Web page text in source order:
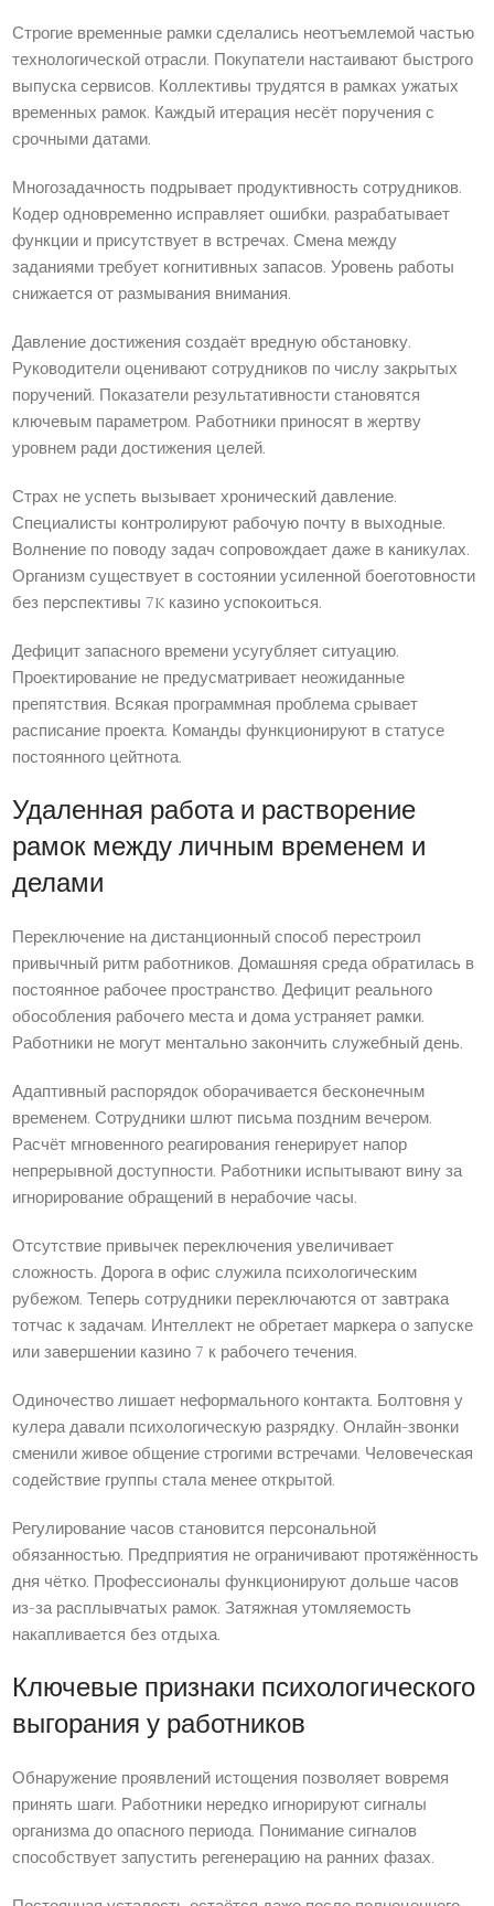
Строгие временные рамки сделались неотъемлемой частью
технологической отрасли. Покупатели настаивают быстрого
выпуска сервисов. Коллективы трудятся в рамках ужатых
временных рамок. Каждый итерация несёт поручения с
срочными датами.
Многозадачность подрывает продуктивность сотрудников.
Кодер одновременно исправляет ошибки, разрабатывает
функции и присутствует в встречах. Смена между
заданиями требует когнитивных запасов. Уровень работы
снижается от размывания внимания.
Давление достижения создаёт вредную обстановку.
Руководители оценивают сотрудников по числу закрытых
поручений. Показатели результативности становятся
ключевым параметром. Работники приносят в жертву
уровнем ради достижения целей.
Страх не успеть вызывает хронический давление.
Специалисты контролируют рабочую почту в выходные.
Волнение по поводу задач сопровождает даже в каникулах.
Организм существует в состоянии усиленной боеготовности
без перспективы 7k казино успокоиться.
Дефицит запасного времени усугубляет ситуацию.
Проектирование не предусматривает неожиданные
препятствия. Всякая программная проблема срывает
расписание проекта. Команды функционируют в статусе
постоянного цейтнота.
Удаленная работа и растворение
рамок между личным временем и
делами
Переключение на дистанционный способ перестроил
привычный ритм работников. Домашняя среда обратилась в
постоянное рабочее пространство. Дефицит реального
обособления рабочего места и дома устраняет рамки.
Работники не могут ментально закончить служебный день.
Адаптивный распорядок оборачивается бесконечным
временем. Сотрудники шлют письма поздним вечером.
Расчёт мгновенного реагирования генерирует напор
непрерывной доступности. Работники испытывают вину за
игнорирование обращений в нерабочие часы.
Отсутствие привычек переключения увеличивает
сложность. Дорога в офис служила психологическим
рубежом. Теперь сотрудники переключаются от завтрака
тотчас к задачам. Интеллект не обретает маркера о запуске
или завершении казино 7 к рабочего течения.
Одиночество лишает неформального контакта. Болтовня у
кулера давали психологическую разрядку. Онлайн-звонки
сменили живое общение строгими встречами. Человеческая
содействие группы стала менее открытой.
Регулирование часов становится персональной
обязанностью. Предприятия не ограничивают протяжённость
дня чётко. Профессионалы функционируют дольше часов
из-за расплывчатых рамок. Затяжная утомляемость
накапливается без отдыха.
Ключевые признаки психологического
выгорания у работников
Обнаружение проявлений истощения позволяет вовремя
принять шаги. Работники нередко игнорируют сигналы
организма до опасного периода. Понимание сигналов
способствует запустить регенерацию на ранних фазах.